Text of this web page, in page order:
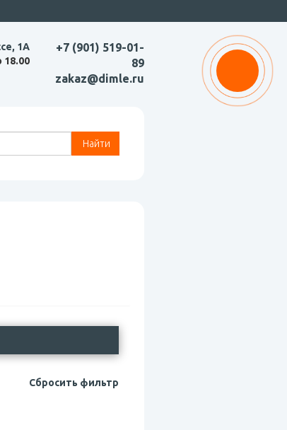
1А
18.00
+7 (901) 519-01-
89
zakaz@dimle.ru
Найти
Сбросить фильтр